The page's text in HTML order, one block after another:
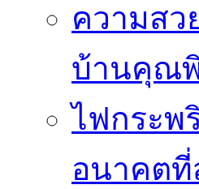
ความส
บ้านคุณ
ไฟกระพ
อนาคตที่